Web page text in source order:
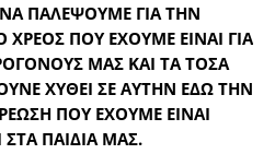
ΠΑΛΕΨΟΥΜΕ ΓΙΑ ΤΗΝ
ΠΟΥ ΕΧΟΥΜΕ ΕΙΝΑΙ ΓΙΑ
ΜΑΣ ΚΑΙ ΤΑ ΤΟΣΑ
ΧΥΘΕΙ ΣΕ ΑΥΤΗΝ ΕΔΩ ΤΗΝ
ΠΟΥ ΕΧΟΥΜΕ ΕΙΝΑΙ
ΠΑΙΔΙΑ ΜΑΣ.